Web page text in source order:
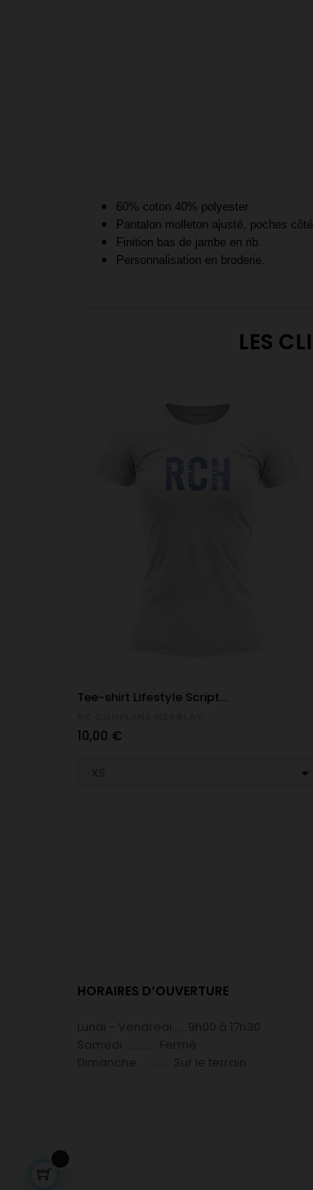
60% coton 40% polyester
Pantalon molleton ajusté, poches
Finition bas de jambe en rib.
Personnalisation en broderie.
LES
Tee-shirt Lifestyle Script...
Prix
10,00 €
HORAIRES D’OUVERTURE